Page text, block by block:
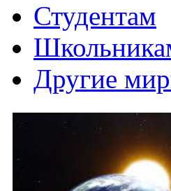
Студентам
Другие